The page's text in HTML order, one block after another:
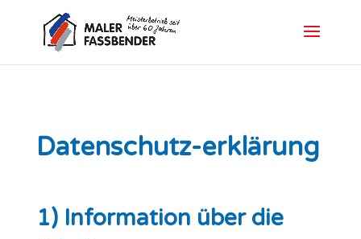
Datenschutz-erklärung
1) Information über die